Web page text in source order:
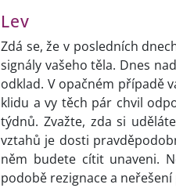
Lev
Zdá se, že v posledních
signály vašeho těla. Dnes
odklad. V opačném případě
klidu a vy těch pár chvil
týdnů. Zvažte, zda si
vztahů je dosti
něm budete cítit unaveni.
podobě rezignace a